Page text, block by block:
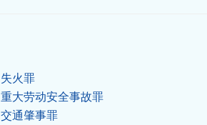
失火罪
重大劳动安全事故罪
交通肇事罪